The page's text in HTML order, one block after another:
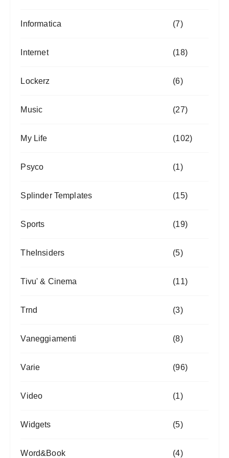
Informatica (7)
Internet (18)
Lockerz (6)
Music (27)
My Life (102)
Psyco (1)
Splinder Templates (15)
Sports (19)
TheInsiders (5)
Tivu' & Cinema (11)
Trnd (3)
Vaneggiamenti (8)
Varie (96)
Video (1)
Widgets (5)
Word&Book (4)